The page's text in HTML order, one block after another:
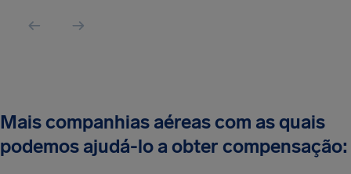
Mais companhias aéreas com as quais
podemos ajudá-lo a obter compensação: